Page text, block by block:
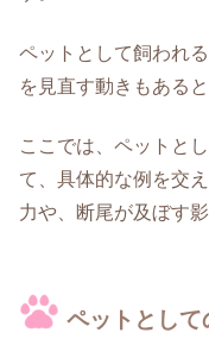
ペットとして飼われ
を見直す動きもあると
ここでは、ペットと
て、具体的な例を交
力や、断尾が及ぼす
ペットとし